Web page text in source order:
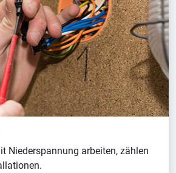
Niederspannung arbeiten, zählen